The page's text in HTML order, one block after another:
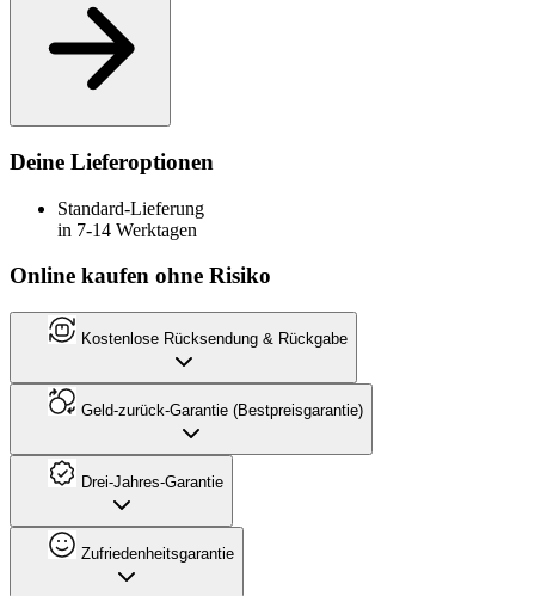
Deine Lieferoptionen
Standard-Lieferung
in 7-14 Werktagen
Online kaufen ohne Risiko
Kostenlose Rücksendung & Rückgabe
Geld-zurück-Garantie (Bestpreisgarantie)
Drei-Jahres-Garantie
Zufriedenheitsgarantie